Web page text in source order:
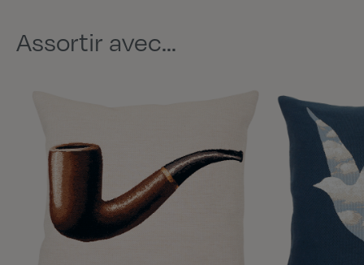
Assortir avec...